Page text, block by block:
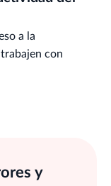
a la
con
y